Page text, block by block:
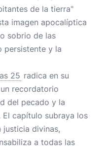
de la tierra"
imagen apocalíptica
sobrio de las
persistente y la
25 radica en su
recordatorio
del pecado y la
capítulo subraya los
justicia divinas,
a todas las